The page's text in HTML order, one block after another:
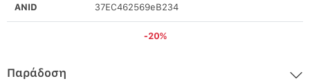
ANID 37EC462569eB234
-20%
Παράδοση